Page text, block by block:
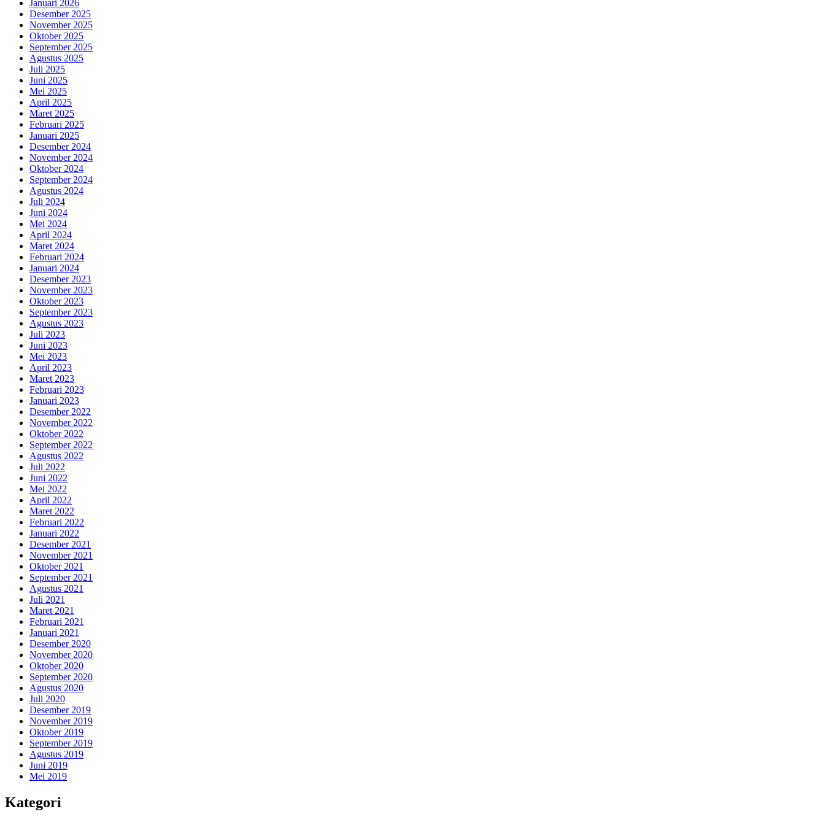
Januari 2026
Desember 2025
November 2025
Oktober 2025
September 2025
Agustus 2025
Juli 2025
Juni 2025
Mei 2025
April 2025
Maret 2025
Februari 2025
Januari 2025
Desember 2024
November 2024
Oktober 2024
September 2024
Agustus 2024
Juli 2024
Juni 2024
Mei 2024
April 2024
Maret 2024
Februari 2024
Januari 2024
Desember 2023
November 2023
Oktober 2023
September 2023
Agustus 2023
Juli 2023
Juni 2023
Mei 2023
April 2023
Maret 2023
Februari 2023
Januari 2023
Desember 2022
November 2022
Oktober 2022
September 2022
Agustus 2022
Juli 2022
Juni 2022
Mei 2022
April 2022
Maret 2022
Februari 2022
Januari 2022
Desember 2021
November 2021
Oktober 2021
September 2021
Agustus 2021
Juli 2021
Maret 2021
Februari 2021
Januari 2021
Desember 2020
November 2020
Oktober 2020
September 2020
Agustus 2020
Juli 2020
Desember 2019
November 2019
Oktober 2019
September 2019
Agustus 2019
Juni 2019
Mei 2019
Kategori